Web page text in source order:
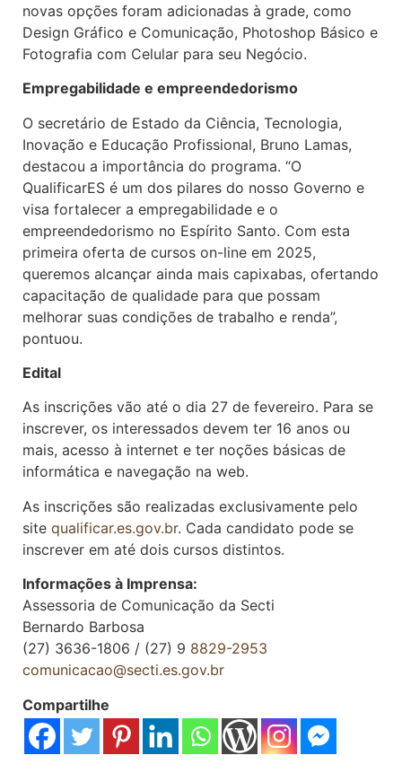
novas opções foram adicionadas à grade, como
Design Gráfico e Comunicação, Photoshop Básico e
Fotografia com Celular para seu Negócio.
Empregabilidade e empreendedorismo
O secretário de Estado da Ciência, Tecnologia,
Inovação e Educação Profissional, Bruno Lamas,
destacou a importância do programa. “O
QualificarES é um dos pilares do nosso Governo e
visa fortalecer a empregabilidade e o
empreendedorismo no Espírito Santo. Com esta
primeira oferta de cursos on-line em 2025,
queremos alcançar ainda mais capixabas, ofertando
capacitação de qualidade para que possam
melhorar suas condições de trabalho e renda”,
pontuou.
Edital
As inscrições vão até o dia 27 de fevereiro. Para se
inscrever, os interessados devem ter 16 anos ou
mais, acesso à internet e ter noções básicas de
informática e navegação na web.
As inscrições são realizadas exclusivamente pelo
site qualificar.es.gov.br. Cada candidato pode se
inscrever em até dois cursos distintos.
Informações à Imprensa:
Assessoria de Comunicação da Secti
Bernardo Barbosa
(27) 3636-1806 / (27) 9 8829-2953
comunicacao@secti.es.gov.br
Compartilhe